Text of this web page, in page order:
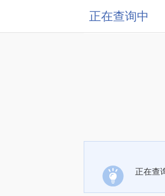
正在查询中
正在查